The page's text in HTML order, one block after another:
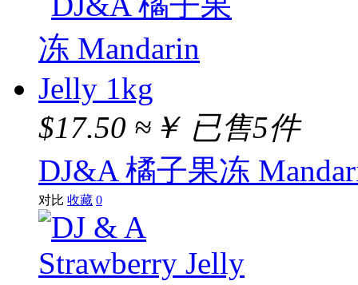
$17.50 ≈￥ 已售5件
DJ&A 橘子果冻
对比 收藏 0